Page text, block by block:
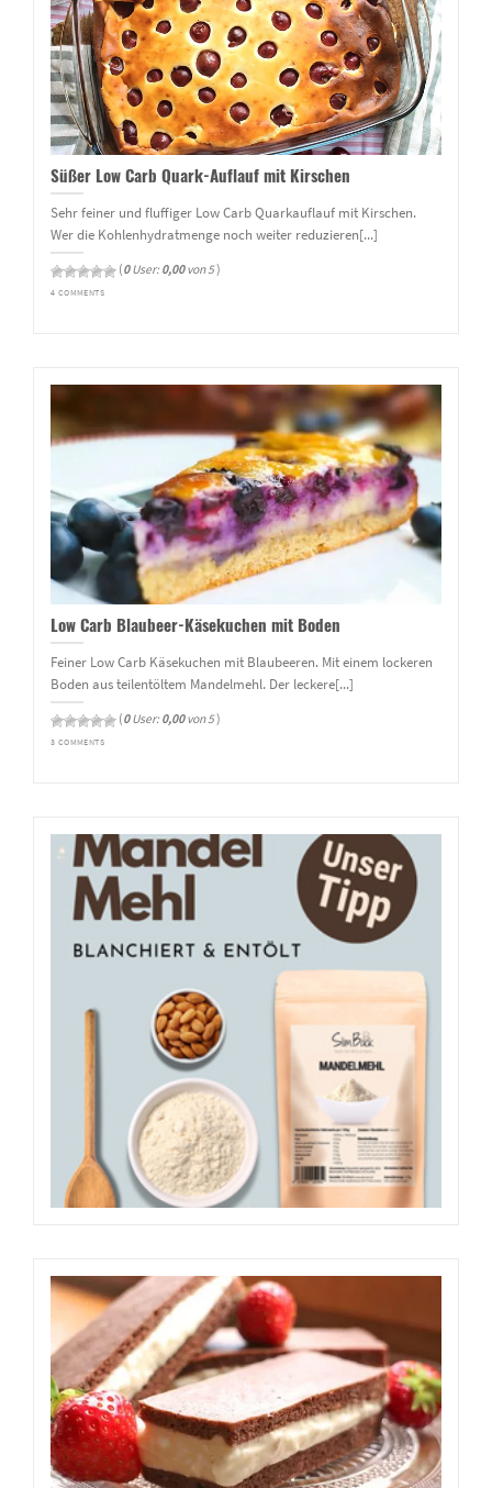
Süßer Low Carb Quark-Auflauf mit Kirschen
Sehr feiner und fluffiger Low Carb Quarkauflauf mit Kirschen.
Wer die Kohlenhydratmenge noch weiter reduzieren[...]
(0User: 0,00von 5)
4 COMMENTS
Low Carb Blaubeer-Käsekuchen mit Boden
Feiner Low Carb Käsekuchen mit Blaubeeren. Mit einem lockeren
Boden aus teilentöltem Mandelmehl. Der leckere[...]
(0User: 0,00von 5)
3 COMMENTS